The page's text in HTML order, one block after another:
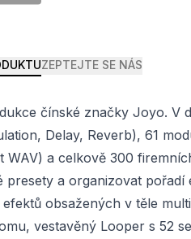
ZEPTEJTE SE NÁS
čínské značky Joyo. V
Delay, Reverb), 61
a celkově 300
a organizovat
obsažených v těle
vestavěný Looper s 52